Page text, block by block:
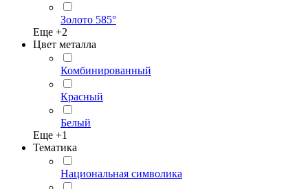
Золото 585°
Еще +2
Цвет металла
Комбинированный
Красный
Белый
Еще +1
Тематика
Национальная символика